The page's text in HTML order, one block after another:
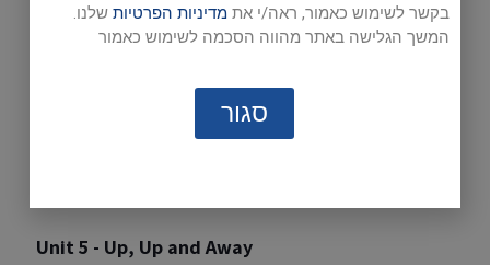
Unit 4 - Out in the Snow
page 110|page 117
page 122
Unit 5 - Up, Up and Away
סגור
בקשר לשימוש כאמור, ראה/י את מדיניות הפרטיותשלנו.
המשך הגלישה באתר מהווה הסכמה לשימוש כאמור